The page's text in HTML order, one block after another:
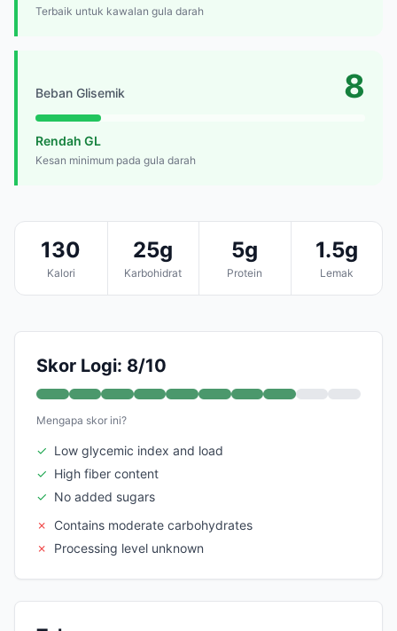
Terbaik untuk kawalan gula darah
Beban Glisemik 8
Rendah GL
Kesan minimum pada gula darah
130
Kalori
25g
Karbohidrat
5g
Protein
1.5g
Lemak
Skor Logi: 8/10
Mengapa skor ini?
✓ Low glycemic index and load
✓ High fiber content
✓ No added sugars
✗
Contains moderate carbohydrates
✗
Processing level unknown